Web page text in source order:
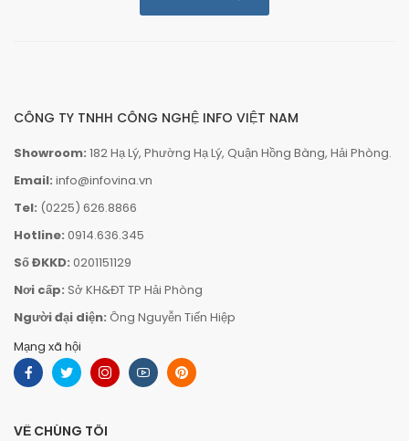
CÔNG TY TNHH CÔNG NGHỆ INFO VIỆT NAM
Showroom: 182 Hạ Lý, Phường Hạ Lý, Quận Hồng Bàng, Hải Phòng.
Email: info@infovina.vn
Tel: (0225) 626.8866
Hotline: 0914.636.345
Số ĐKKD: 0201151129
Nơi cấp: Sở KH&ĐT TP Hải Phòng
Người đại diện: Ông Nguyễn Tiến Hiệp
Mạng xã hội
VỀ CHÚNG TÔI